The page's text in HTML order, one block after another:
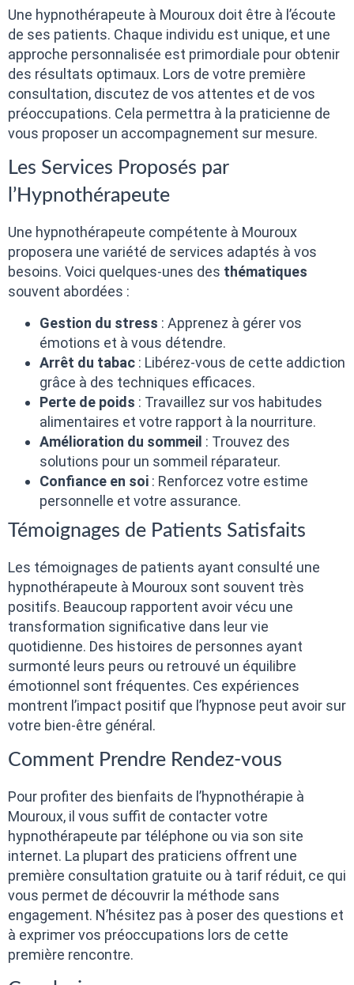
Une hypnothérapeute à Mouroux doit être à l’écoute
de ses patients. Chaque individu est unique, et une
approche personnalisée est primordiale pour obtenir
des résultats optimaux. Lors de votre première
consultation, discutez de vos attentes et de vos
préoccupations. Cela permettra à la praticienne de
vous proposer un accompagnement sur mesure.
Les Services Proposés par
l’Hypnothérapeute
Une hypnothérapeute compétente à Mouroux
proposera une variété de services adaptés à vos
besoins. Voici quelques-unes des thématiques
souvent abordées :
Gestion du stress : Apprenez à gérer vos
émotions et à vous détendre.
Arrêt du tabac : Libérez-vous de cette addiction
grâce à des techniques efficaces.
Perte de poids : Travaillez sur vos habitudes
alimentaires et votre rapport à la nourriture.
Amélioration du sommeil : Trouvez des
solutions pour un sommeil réparateur.
Confiance en soi : Renforcez votre estime
personnelle et votre assurance.
Témoignages de Patients Satisfaits
Les témoignages de patients ayant consulté une
hypnothérapeute à Mouroux sont souvent très
positifs. Beaucoup rapportent avoir vécu une
transformation significative dans leur vie
quotidienne. Des histoires de personnes ayant
surmonté leurs peurs ou retrouvé un équilibre
émotionnel sont fréquentes. Ces expériences
montrent l’impact positif que l’hypnose peut avoir sur
votre bien-être général.
Comment Prendre Rendez-vous
Pour profiter des bienfaits de l’hypnothérapie à
Mouroux, il vous suffit de contacter votre
hypnothérapeute par téléphone ou via son site
internet. La plupart des praticiens offrent une
première consultation gratuite ou à tarif réduit, ce qui
vous permet de découvrir la méthode sans
engagement. N’hésitez pas à poser des questions et
à exprimer vos préoccupations lors de cette
première rencontre.